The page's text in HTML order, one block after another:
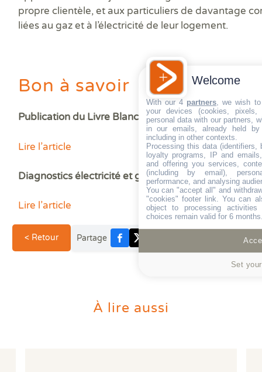
propre clientèle, et aux particuliers de davantage
liées au gaz et à l’électricité de leur logement.
Bon à savoir
Publication du Livre Blanc Diagamter Gaz Electricité
Lire l’article
Diagnostics électricité et gaz : l’indécence en
Lire l’article
< Retour Partage
À lire aussi
Welcome
With our 4 partners, we wish to
your devices (cookies,
personal data with our partners,
in our emails, already held
including in other contexts.
Processing this data (identifiers,
loyalty programs, IP and
and offering you services,
(including by email),
performance, and analysing
You can "accept all" and
"cookies" footer link. You can
object to processing
choices remain valid for 6
Set